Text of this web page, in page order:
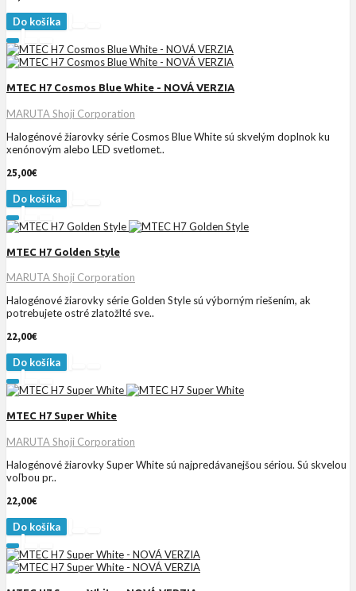
Do košíka
MTEC H7 Cosmos Blue White - NOVÁ VERZIA
MARUTA Shoji Corporation
Halogénové žiarovky série Cosmos Blue White sú skvelým doplnok ku
xenónovým alebo LED svetlomet..
25,00€
Do košíka
MTEC H7 Golden Style
MARUTA Shoji Corporation
Halogénové žiarovky série Golden Style sú výborným riešením, ak
potrebujete ostré zlatožlté sve..
22,00€
Do košíka
MTEC H7 Super White
MARUTA Shoji Corporation
Halogénové žiarovky Super White sú najpredávanejšou sériou. Sú skvelou
voľbou pr..
22,00€
Do košíka